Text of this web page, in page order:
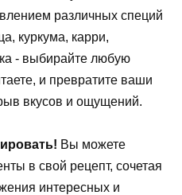
различных специй
куркума, карри,
- выбирайте любую
и превратите ваши
вкусов и ощущений.
Вы можете
в свой рецепт, сочетая
интересных и